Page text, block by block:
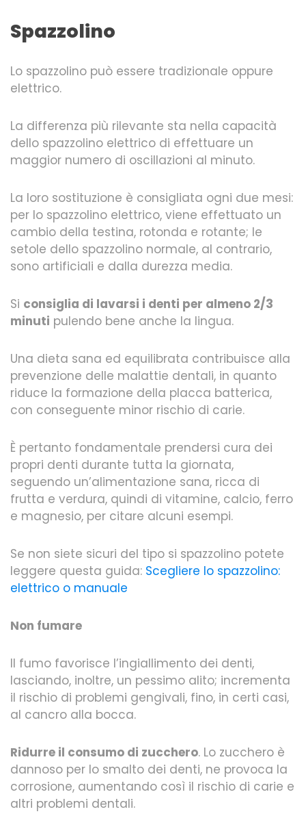
Spazzolino
Lo spazzolino può essere tradizionale oppure
elettrico.
La differenza più rilevante sta nella capacità
dello spazzolino elettrico di effettuare un
maggior numero di oscillazioni al minuto.
La loro sostituzione è consigliata ogni due mesi:
per lo spazzolino elettrico, viene effettuato un
cambio della testina, rotonda e rotante; le
setole dello spazzolino normale, al contrario,
sono artificiali e dalla durezza media.
Si consiglia di lavarsi i denti per almeno 2/3
minuti pulendo bene anche la lingua.
Una dieta sana ed equilibrata contribuisce alla
prevenzione delle malattie dentali, in quanto
riduce la formazione della placca batterica,
con conseguente minor rischio di carie.
È pertanto fondamentale prendersi cura dei
propri denti durante tutta la giornata,
seguendo un’alimentazione sana, ricca di
frutta e verdura, quindi di vitamine, calcio, ferro
e magnesio, per citare alcuni esempi.
Se non siete sicuri del tipo si spazzolino potete
leggere questa guida: Scegliere lo spazzolino:
elettrico o manuale
Non fumare
Il fumo favorisce l’ingiallimento dei denti,
lasciando, inoltre, un pessimo alito; incrementa
il rischio di problemi gengivali, fino, in certi casi,
al cancro alla bocca.
Ridurre il consumo di zucchero. Lo zucchero è
dannoso per lo smalto dei denti, ne provoca la
corrosione, aumentando così il rischio di carie e
altri problemi dentali.